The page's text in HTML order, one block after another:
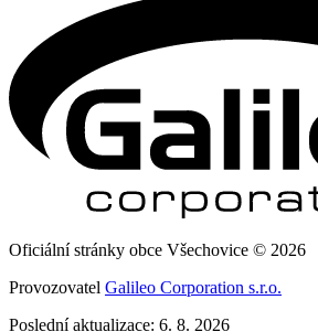
Oficiální stránky obce Všechovice © 2026
Provozovatel Galileo Corporation s.r.o.
Poslední aktualizace: 6. 8. 2026